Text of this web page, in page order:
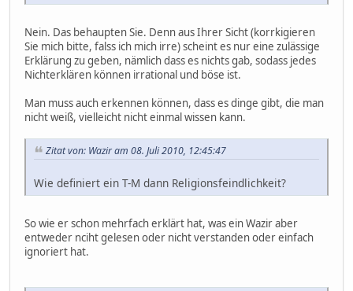
Nein. Das behaupten Sie. Denn aus Ihrer Sicht (korrkigieren
Sie mich bitte, falss ich mich irre) scheint es nur eine zulässige
Erklärung zu geben, nämlich dass es nichts gab, sodass jedes
Nichterklären können irrational und böse ist.
Man muss auch erkennen können, dass es dinge gibt, die man
nicht weiß, vielleicht nicht einmal wissen kann.
Zitat von: Wazir am 08. Juli 2010, 12:45:47
Wie definiert ein T-M dann Religionsfeindlichkeit?
So wie er schon mehrfach erklärt hat, was ein Wazir aber
entweder nciht gelesen oder nicht verstanden oder einfach
ignoriert hat.